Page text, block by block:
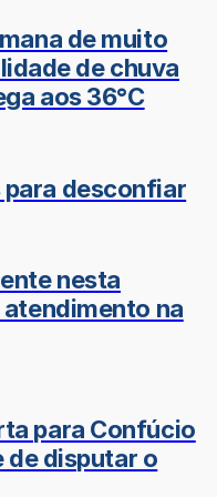
de muito
de chuva
aos 36°C
desconfiar
nesta
na
para Confúcio
de disputar o